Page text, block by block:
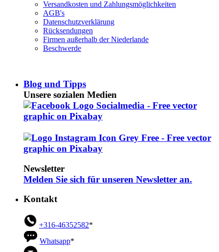
Versandkosten und Zahlungsmöglichkeiten
AGB's
Datenschutzverklärung
Rücksendungen
Firmen außerhalb der Niederlande
Beschwerde
Blog und Tipps
Unsere sozialen Medien
Newsletter
Melden Sie sich für unseren Newsletter an.
Kontakt
+316-46352582*
Whatsapp*